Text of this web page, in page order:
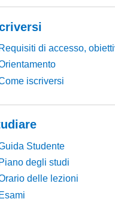
Requisiti di accesso,
iscriversi
Studente
Piano degli studi
delle lezioni
Esami